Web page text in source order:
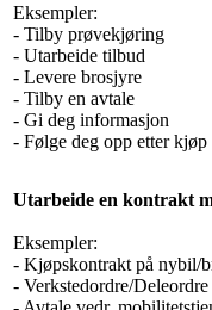
Eksempler:
- Tilby prøvekjøring
- Utarbeide tilbud
- Levere brosjyre
- Tilby en avtale
- Gi deg informasjon
- Følge deg opp etter kjøp
Utarbeide en kontrakt
Eksempler:
- Kjøpskontrakt på nybil/
- Verkstedordre/Deleordre